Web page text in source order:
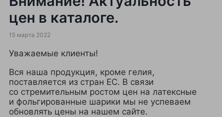
цен в каталоге.
15 марта 2022
Уважаемые клиенты!
Вся наша продукция, кроме гелия,
поставляется из стран ЕС. В связи
со стремительным ростом цен на латексные
и фольгированные шарики мы не успеваем
обновлять цены на нашем сайте.